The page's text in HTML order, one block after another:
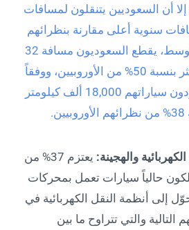
أن السعوديين يتنقلون لمسافات
سنوية أعلى مقارنة بنظرائهم
الأوروبيين. ففي المتوسط، يقطع السعوديون مسافة 32
كيلومتراً يومياً، أي أكثر بنسبة 50% من الأوروبيين، ووفقاً
للتقديرات فإنهم يقودون سياراتهم 18,000 ألف كيلومتر
والهجينة:
يعتزم 37% من
حالياً سيارات تعمل بمحركات
إلى أنظمة النقل الكهربائية في
والتي تتراوح ما بين